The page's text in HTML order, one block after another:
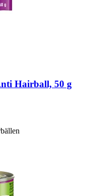
Hairball, 50 g